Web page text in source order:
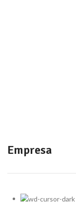
Empresa